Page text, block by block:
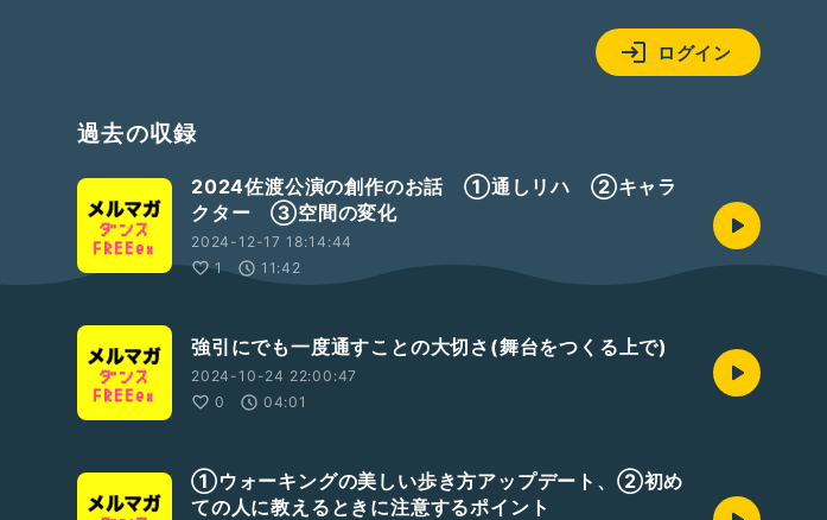
ログイン
過去の収録
2024佐渡公演の創作のお話 ①通しリハ ②キャラ
クター ③空間の変化
2024-12-17 18:14:44
1
11:42
強引にでも一度通すことの大切さ(舞台をつくる上で)
2024-10-24 22:00:47
0
04:01
①ウォーキングの美しい歩き方アップデート、②初め
ての人に教えるときに注意するポイント